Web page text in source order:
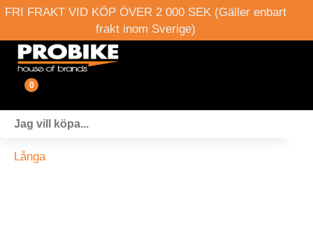
FRI FRAKT VID KÖP ÖVER 2 000 SEK (Gäller enbart
frakt inom Sverige)
0
Långa